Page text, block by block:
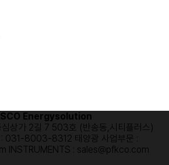
Energysolution
심상가 2길 7 503호 (반송동,시티플러스)
: 031-8003-8312 태양광 사업부문 :
INSTRUMENTS : sales@pfkco.com